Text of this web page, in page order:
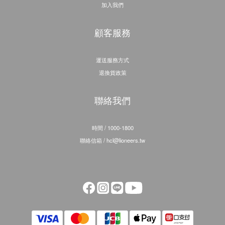
加入我們
顧客服務
運送服務方式
退換貨政策
聯絡我們
時間 / 1000-1800
聯絡信箱 / hcl@lioneers.tw